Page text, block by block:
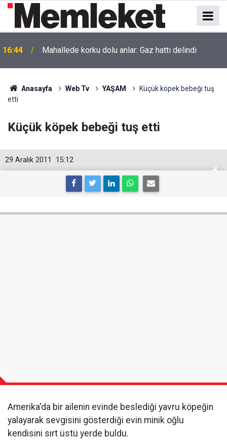
16:44 Mahallede korku dolu anlar: Gaz hattı delindi
Anasayfa Web Tv YAŞAM
Küçük köpek bebeği tuş
etti
Küçük köpek bebeği tuş etti
15:12
29 Aralık 2011
Amerika'da bir ailenin evinde beslediği yavru köpeğin
yalayarak sevgisini gösterdiği evin minik oğlu
kendisini sırt üstü yerde buldu.